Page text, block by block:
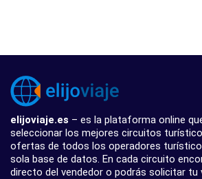
elijoviaje.es – es la plataforma online
seleccionar los mejores circuitos
ofertas de todos los operadores
sola base de datos. En cada circuito
directo del vendedor o podrás solicitar tu